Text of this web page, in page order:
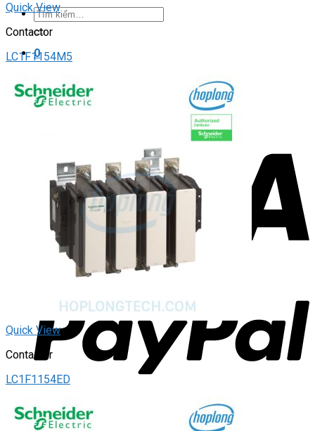
Tìm
kiếm:
0
Giỏ hàng
Chưa có sản phẩm trong giỏ hàng.
Quick View
Contactor
LC1F1154M5
Quick View
Contactor
LC1F1154ED